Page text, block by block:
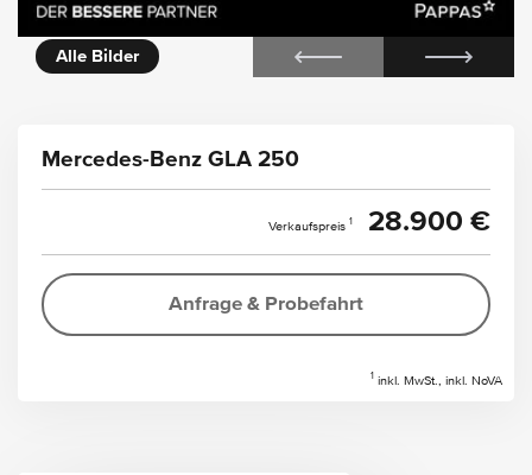
Alle Bilder
Mercedes-Benz GLA 250
Verkaufspreis 1 28.900 €
Anfrage & Probefahrt
1 inkl. MwSt., inkl. NoVA